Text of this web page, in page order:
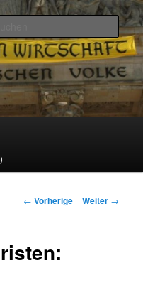
Beitrags-
← Vorherige Weiter →